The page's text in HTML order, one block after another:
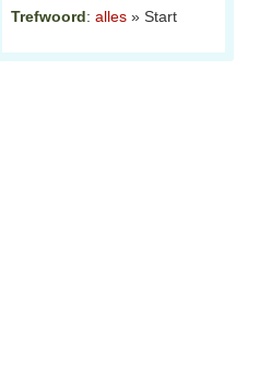
Trefwoord: alles » Start